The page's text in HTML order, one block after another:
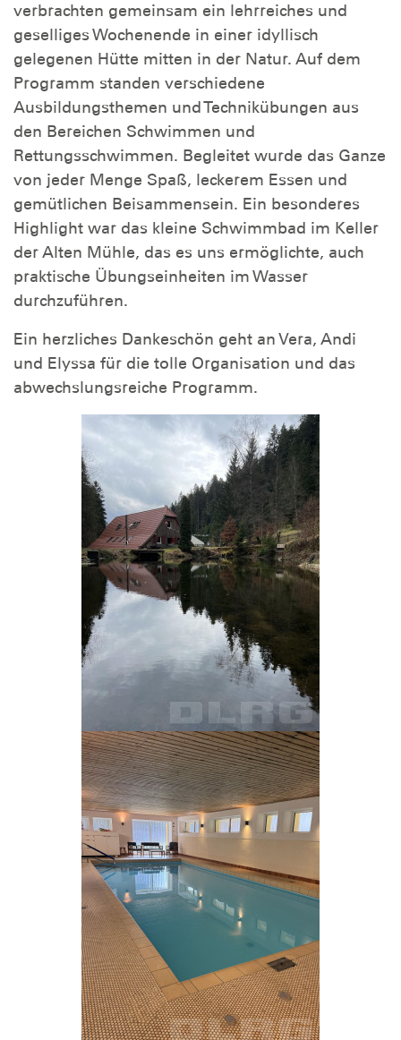
verbrachten gemeinsam ein lehrreiches und
geselliges Wochenende in einer idyllisch
gelegenen Hütte mitten in der Natur. Auf dem
Programm standen verschiedene
Ausbildungsthemen und Technikübungen aus
den Bereichen Schwimmen und
Rettungsschwimmen. Begleitet wurde das Ganze
von jeder Menge Spaß, leckerem Essen und
gemütlichen Beisammensein. Ein besonderes
Highlight war das kleine Schwimmbad im Keller
der Alten Mühle, das es uns ermöglichte, auch
praktische Übungseinheiten im Wasser
durchzuführen.
Ein herzliches Dankeschön geht an Vera, Andi
und Elyssa für die tolle Organisation und das
abwechslungsreiche Programm.